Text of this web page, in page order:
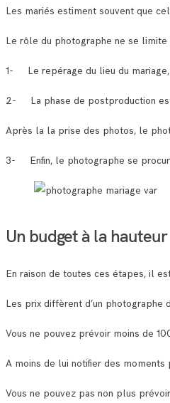
Les mariés estiment souvent que
Le rôle du photographe ne se limite
1- Le repérage du lieu du mariage,
2- La phase de postproduction est
Après la la prise des photos, le
3- Enfin, le photographe se
Un budget à la
En raison de toutes ces étapes, il
Les prix diffèrent d’un photographe
Vous ne pouvez prévoir moins de
A moins de lui notifier des moments
Vous ne pouvez pas non plus